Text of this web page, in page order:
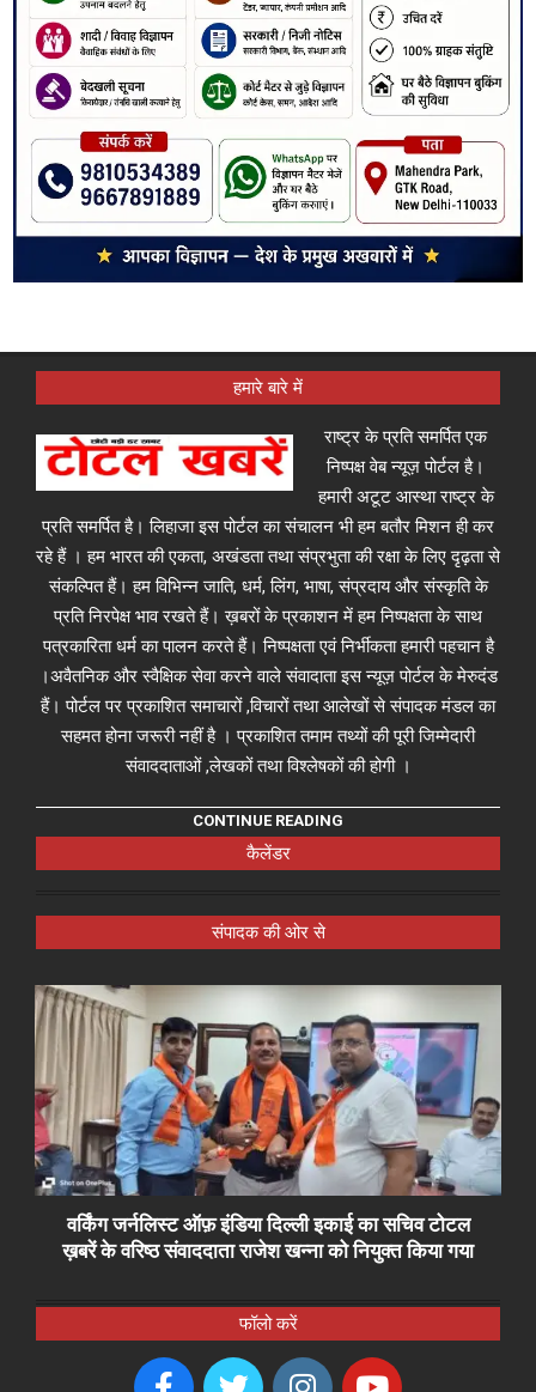
हमारे बारे में
राष्ट्र के प्रति समर्पित एक
निष्पक्ष वेब न्यूज़ पोर्टल है।
हमारी अटूट आस्था राष्ट्र के
प्रति समर्पित है। लिहाजा इस पोर्टल का संचालन भी हम बतौर मिशन ही कर
रहे हैं । हम भारत की एकता, अखंडता तथा संप्रभुता की रक्षा के लिए दृढ़ता से
संकल्पित हैं। हम विभिन्न जाति, धर्म, लिंग, भाषा, संप्रदाय और संस्कृति के
प्रति निरपेक्ष भाव रखते हैं। ख़बरों के प्रकाशन में हम निष्पक्षता के साथ
पत्रकारिता धर्म का पालन करते हैं। निष्पक्षता एवं निर्भीकता हमारी पहचान है
।अवैतनिक और स्वैक्षिक सेवा करने वाले संवादाता इस न्यूज़ पोर्टल के मेरुदंड
हैं। पोर्टल पर प्रकाशित समाचारों ,विचारों तथा आलेखों से संपादक मंडल का
सहमत होना जरूरी नहीं है । प्रकाशित तमाम तथ्यों की पूरी जिम्मेदारी
संवाददाताओं ,लेखकों तथा विश्लेषकों की होगी ।
CONTINUE READING
कैलेंडर
संपादक की ओर से
वर्किंग जर्नलिस्ट ऑफ़ इंडिया दिल्ली इकाई का सचिव टोटल
ख़बरें के वरिष्ठ संवाददाता राजेश खन्ना को नियुक्त किया गया
फॉलो करें